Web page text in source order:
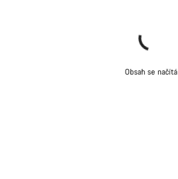
Obsah se načítá